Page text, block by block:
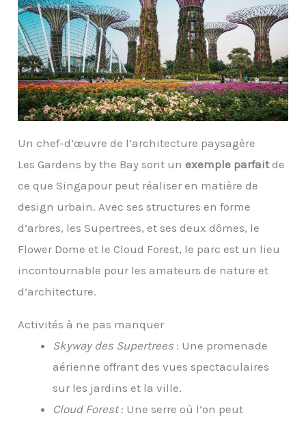
Un chef-d’œuvre de l’architecture paysagère
Les Gardens by the Bay sont unexemple parfaitde
ce que Singapour peut réaliser en matière de
design urbain. Avec ses structures en forme
d’arbres, les Supertrees, et ses deux dômes, le
Flower Dome et le Cloud Forest, le parc est un lieu
incontournable pour les amateurs de nature et
d’architecture.
Activités à ne pas manquer
Skyway des Supertrees : Une promenade
aérienne offrant des vues spectaculaires
sur les jardins et la ville.
Cloud Forest: Une serre où l’on peut